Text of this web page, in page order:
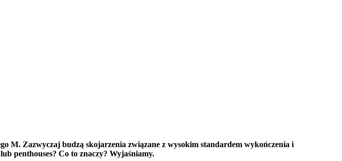
M. Zazwyczaj budzą skojarzenia związane z wysokim standardem wykończenia i
penthouses? Co to znaczy? Wyjaśniamy.